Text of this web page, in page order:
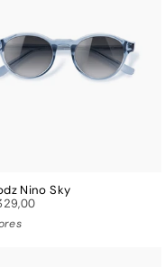
Nino Sky